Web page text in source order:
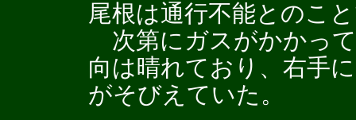
尾根は通行不能とのこ
次第にガスがかかっ
向は晴れており、右手
がそびえていた。